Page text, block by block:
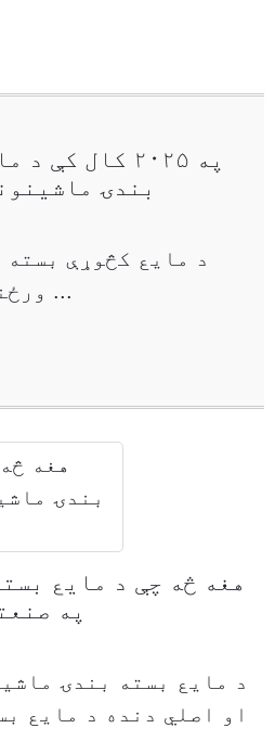
روغتیایی مقررات
په ۲۰۲۵ کال
بندۍ
د مایع کڅوړې
ورځنۍ پاکول او تفتیش ...
هغه څه چې د مایع
په
د مایع بسته بندۍ
او اصلي دنده د مایع